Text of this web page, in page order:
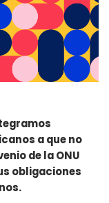
a que no
de la ONU
obligaciones